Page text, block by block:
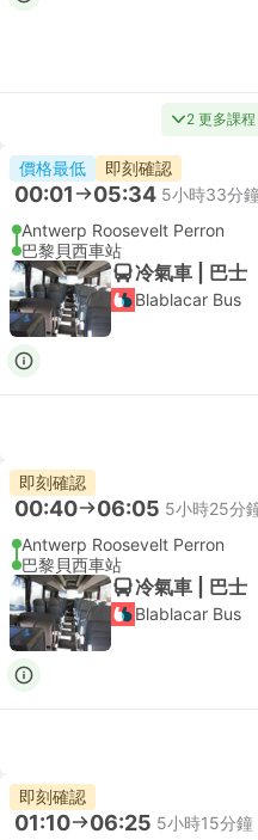
2 更多課
價格最低 即刻確認
00:01 05:34 5小時33分鐘
Antwerp Roosevelt Perron
巴黎貝西車站
冷氣車 | 巴士
Blablacar Bus
即刻確認
00:40 06:05 5小時25分
Antwerp Roosevelt Perron
巴黎貝西車站
冷氣車 | 巴士
Blablacar Bus
即刻確認
01:10 06:25 5小時15分鐘